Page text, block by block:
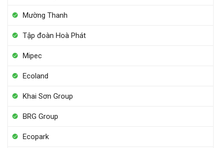
Mường Thanh
Tập đoàn Hoà Phát
Mipec
Ecoland
Khai Sơn Group
BRG Group
Ecopark